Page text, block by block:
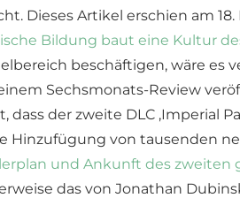
Dieses Artikel erschien am
Bildung baut eine Kultur
beschäftigen, wäre es
Sechsmonats-Review
dass der zweite DLC ‚Imperial
Hinzufügung von tausenden
und Ankunft des zweiten
das von Jonathan